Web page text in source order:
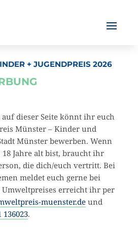
+ JUGENDPREIS 2026
dieser Seite könnt ihr euch
Münster – Kinder und
Münster bewerben. Wenn
Jahre alt bist, braucht ihr
die dich/euch vertritt. Bei
meldet euch gerne bei
Um­welt­preises erreicht ihr per
muenster.deund
136023.